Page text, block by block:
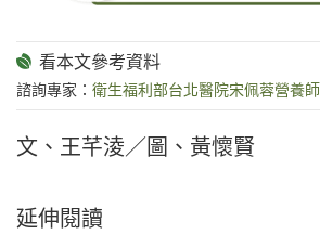
諮詢專家： 衛生福利部台北醫院宋佩蓉營養師
文、王芊淩／圖、黃懷賢
延伸閱讀